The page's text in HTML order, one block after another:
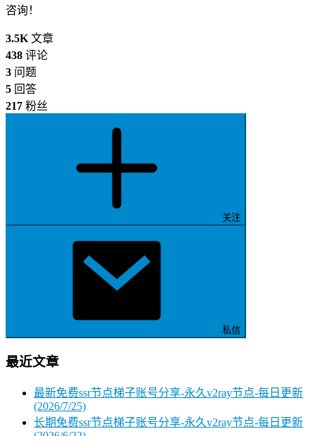
咨询！
3.5K 文章
438 评论
3 问题
5 回答
217 粉丝
关注
私信
最近文章
最新免费ssr节点梯子账号分享-永久v2ray节点-每日更新
(2026/7/25)
长期免费ssr节点梯子账号分享-永久v2ray节点-每日更新